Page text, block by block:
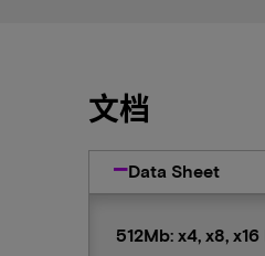
文档
Data Sheet
512Mb: x4, x8,